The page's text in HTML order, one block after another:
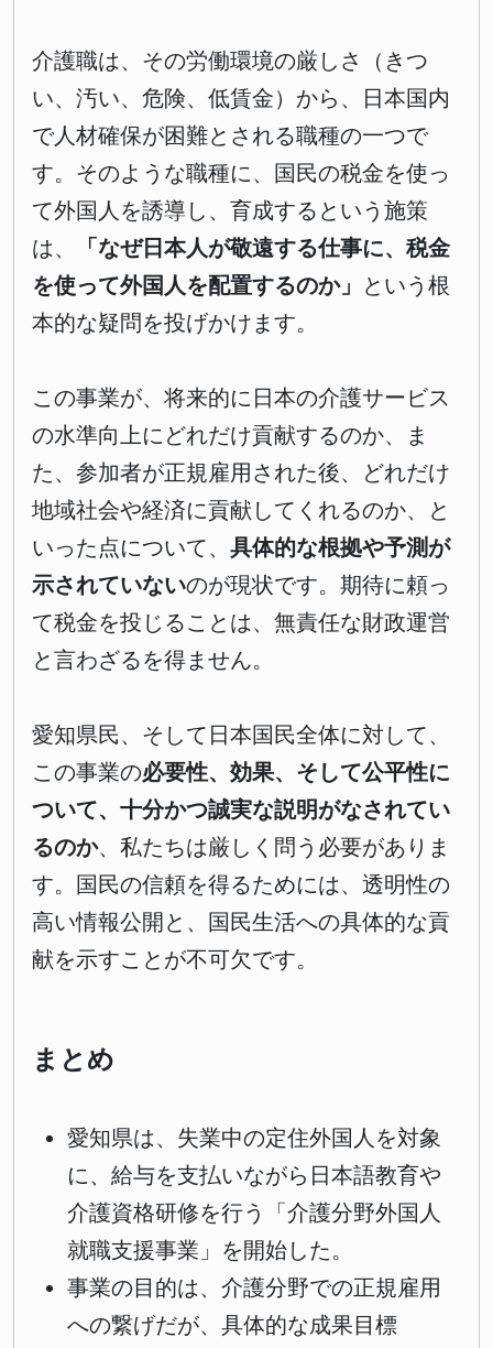
介護職は、その労働環境の厳しさ（きつ
い、汚い、危険、低賃金）から、日本国内
で人材確保が困難とされる職種の一つで
す。そのような職種に、国民の税金を使っ
て外国人を誘導し、育成するという施策
は、
「なぜ日本人が敬遠する仕事に、税金
を使って外国人を配置するのか」 という根
本的な疑問を投げかけます。
この事業が、将来的に日本の介護サービス
の水準向上にどれだけ貢献するのか、ま
た、参加者が正規雇用された後、どれだけ
地域社会や経済に貢献してくれるのか、と
いった点について、 具体的な根拠や予測が
示されていないのが現状です。期待に頼っ
て税金を投じることは、無責任な財政運営
と言わざるを得ません。
愛知県民、そして日本国民全体に対して、
この事業の必要性、効果、そして公平性に
ついて、十分かつ誠実な説明がなされてい
るのか、私たちは厳しく問う必要がありま
す。国民の信頼を得るためには、透明性の
高い情報公開と、国民生活への具体的な貢
献を示すことが不可欠です。
まとめ
愛知県は、失業中の定住外国人を対象
に、給与を支払いながら日本語教育や
介護資格研修を行う「介護分野外国人
就職支援事業」を開始した。
事業の目的は、介護分野での正規雇用
への繋げだが、具体的な成果目標